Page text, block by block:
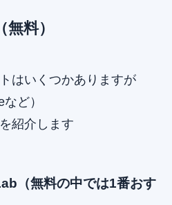
料）
はいくつかありますが
ど）
紹介します
（無料の中では1番おす